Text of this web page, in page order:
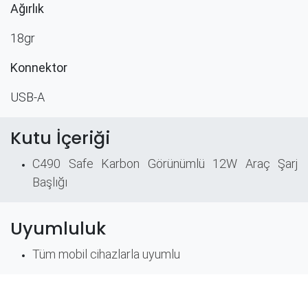
Ağırlık
18gr
Konnektor
USB-A
Kutu İçeriği
C490 Safe Karbon Görünümlü 12W Araç Şarj
Başlığı
Uyumluluk
Tüm mobil cihazlarla uyumlu